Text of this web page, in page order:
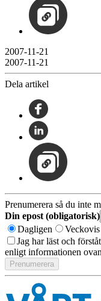
2007-11-21
2007-11-21
Dela artikel
Prenumerera så du inte
Din epost (obligatorisk)
Dagligen
Veckovis
Jag har läst och
enligt informationen